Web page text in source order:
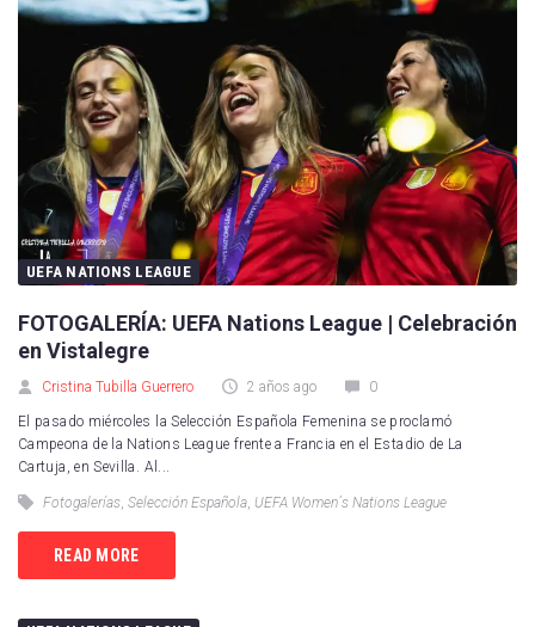
UEFA NATIONS LEAGUE
FOTOGALERÍA: UEFA Nations League | Celebración
en Vistalegre
Cristina Tubilla Guerrero 2 años ago 0
El pasado miércoles la Selección Española Femenina se proclamó
Campeona de la Nations League frente a Francia en el Estadio de La
Cartuja, en Sevilla. Al...
Fotogalerías, Selección Española, UEFA Women´s Nations League
READ MORE